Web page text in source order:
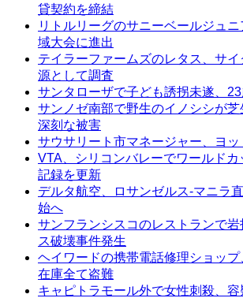
貸契約を締結
リトルリーグのサニーベールジュ
域大会に進出
テイラーファームズのレタス、サ
源として調査
サンタローザで子ども誘拐未遂、
サンノゼ南部で野生のイノシシが
深刻な被害
サウサリート市マネージャー、ヨ
VTA、シリコンバレーでワールド
記録を更新
デルタ航空、ロサンゼルス-マニラ
始へ
サンフランシスコのレストランで
ス破壊事件発生
ヘイワードの携帯電話修理ショップ
在庫全て盗難
キャピトラモール外で女性刺殺、